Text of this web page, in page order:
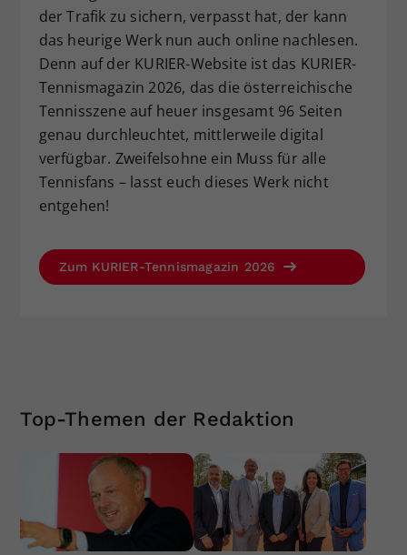
der Trafik zu sichern, verpasst hat, der kann
das heurige Werk nun auch online nachlesen.
Denn auf der KURIER-Website ist das KURIER-
Tennismagazin 2026, das die österreichische
Tennisszene auf heuer insgesamt 96 Seiten
genau durchleuchtet, mittlerweile digital
verfügbar. Zweifelsohne ein Muss für alle
Tennisfans – lasst euch dieses Werk nicht
entgehen!
Zum KURIER-Tennismagazin 2026
Top-Themen der Redaktion
Zweck
Dieser Wert speichert Ihre Consent-
Einstellungen. Unter anderem eine
zufällig generierte ID, für die
historische Speicherung Ihrer
vorgenommen Einstellungen, falls der
Webseiten-Betreiber dies eingestellt
hat.